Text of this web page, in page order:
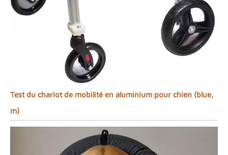
Test du chariot de mobilité en aluminium pour chien (blue,
m)